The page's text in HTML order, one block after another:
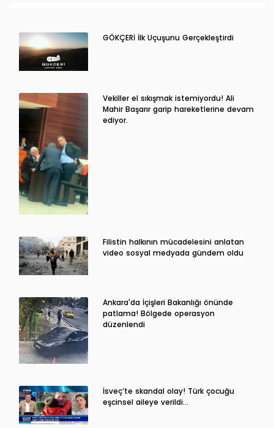
GÖKÇERİ İlk Uçuşunu Gerçekleştirdi
Vekiller el sıkışmak istemiyordu! Ali
Mahir Başarır garip hareketlerine devam
ediyor.
Filistin halkının mücadelesini anlatan
video sosyal medyada gündem oldu
Ankara'da İçişleri Bakanlığı önünde
patlama! Bölgede operasyon
düzenlendi
İsveç’te skandal olay! Türk çocuğu
eşcinsel aileye verildi…